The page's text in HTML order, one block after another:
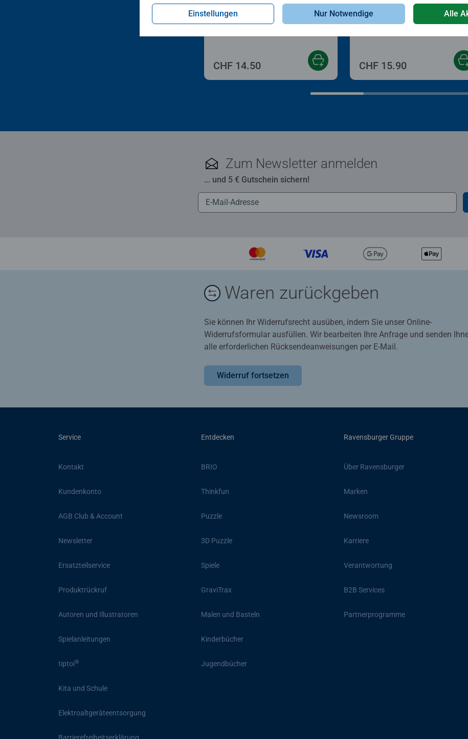
Mein großes Wimmelbuch
CHF 14.50
Mein Sachen suchen
Wimmelbuch: In der Stadt
CHF 15.90
Zum Newsletter anmelden
... und 5 € Gutschein sichern!
Waren zurückgeben
Sie können Ihr Widerrufsrecht ausüben, indem Sie unser Online-
Widerrufsformular ausfüllen. Wir bearbeiten Ihre Anfrage und senden
alle erforderlichen Rücksendeanweisungen per E-Mail.
Widerruf fortsetzen
Service
Kontakt
Kundenkonto
AGB Club & Account
Newsletter
Ersatzteilservice
Produktrückruf
Autoren und Illustratoren
Spielanleitungen
tiptoi®
Kita und Schule
Elektroaltgeräteentsorgung
Entdecken
BRIO
Thinkfun
Puzzle
3D Puzzle
Spiele
GraviTrax
Malen und Basteln
Kinderbücher
Jugendbücher
Ravensburger Gruppe
Über Ravensburger
Marken
Newsroom
Karriere
Verantwortung
B2B Services
Partnerprogramme
Einstellungen Nur Notwendige Alle